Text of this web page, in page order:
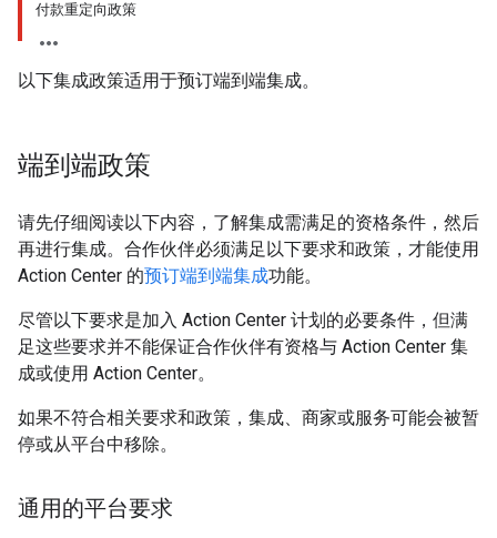
付款重定向政策
以下集成政策适用于预订端到端集成。
端到端政策
请先仔细阅读以下内容，了解集成需满足的资格条件，然后
再进行集成。合作伙伴必须满足以下要求和政策，才能使用
Action Center 的预订端到端集成功能。
尽管以下要求是加入 Action Center 计划的必要条件，但满
足这些要求并不能保证合作伙伴有资格与 Action Center 集
成或使用 Action Center。
如果不符合相关要求和政策，集成、商家或服务可能会被暂
停或从平台中移除。
通用的平台要求